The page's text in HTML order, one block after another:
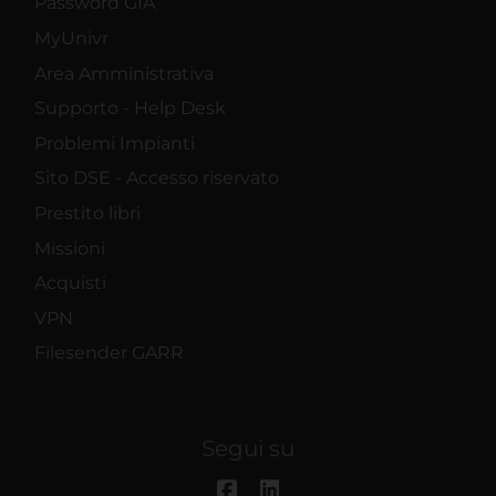
MyUnivr
Area Amministrativa
Supporto - Help Desk
Problemi Impianti
Sito DSE - Accesso riservato
Prestito libri
Missioni
Acquisti
VPN
Filesender GARR
Segui su